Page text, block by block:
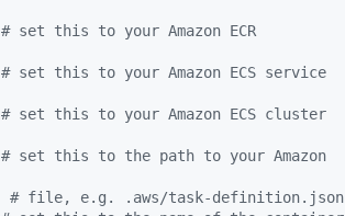
# set this to your Amazon ECR
# set this to your Amazon ECS service
# set this to your Amazon ECS cluster
# set this to the path to your Amazon
# file, e.g. .aws/task-definition.json